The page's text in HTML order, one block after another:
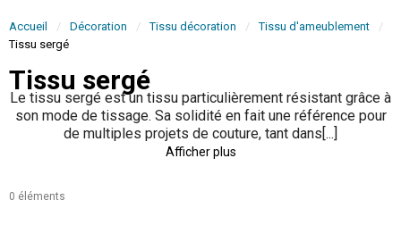
Accueil Décoration Tissu décoration
Tissu d'ameublement
Tissu sergé
Tissu sergé
Le tissu sergé est un tissu particulièrement résistant grâce à
son mode de tissage. Sa solidité en fait une référence pour
de multiples projets de couture, tant dans[...]
Afficher plus
0 éléments